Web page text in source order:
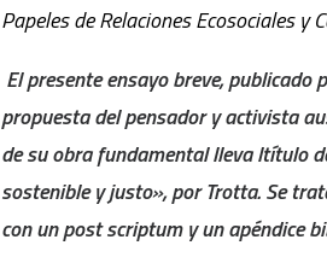
Papeles de Relaciones Ecosociales y
El presente ensayo breve,
propuesta del pensador y activista
de su obra fundamental lleva ltítulo
sostenible y justo», por Trotta. Se
con un post scriptum y un apéndice